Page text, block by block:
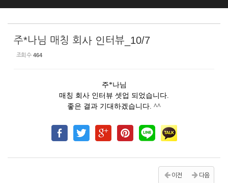
주*나님 매칭 회사 인터뷰_10/7
조회 수 464
주*나님
매칭 회사 인터뷰 셋업 되었습니다.
좋은 결과 기대하겠습니다. ^^
이전 다음